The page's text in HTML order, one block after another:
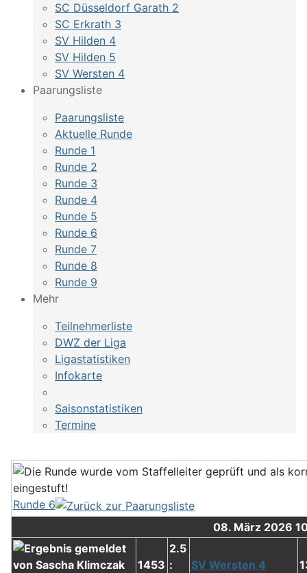
SC Düsseldorf Garath 2
SC Erkrath 3
SV Hilden 4
SV Hilden 5
SV Wersten 4
Paarungsliste
Paarungsliste
Aktuelle Runde
Runde 1
Runde 2
Runde 3
Runde 4
Runde 5
Runde 6
Runde 7
Runde 8
Runde 9
Mehr
Teilnehmerliste
DWZ der Liga
Ligastatistiken
Infokarte
Saisonstatistiken
Termine
Runde 6
08. März 2026
1453
2.5
:
SV Wersten 4